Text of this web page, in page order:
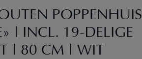
POPPENHUIS
| INCL. 19-DELIGE
| 80 CM | WIT